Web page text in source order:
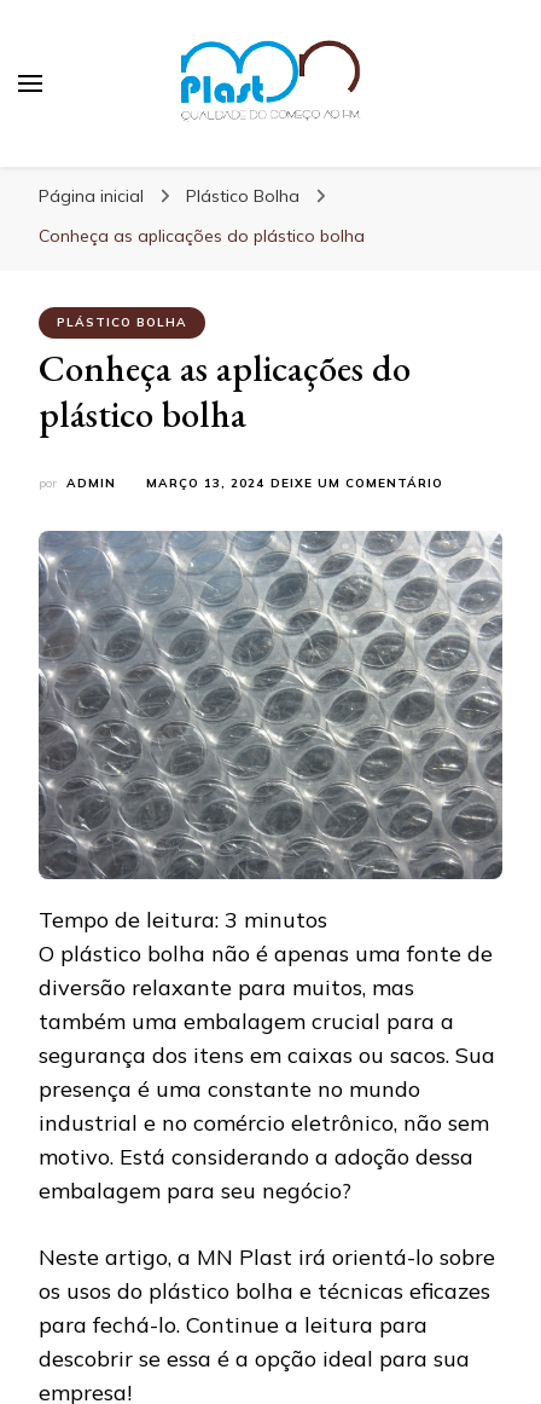
Página inicial
Plástico Bolha
Conheça as aplicações do plástico bolha
PLÁSTICO BOLHA
Conheça as aplicações do
plástico bolha
por ADMIN MARÇO 13, 2024 DEIXE UM COMENTÁRIO
APLICAÇÕES
DO
PLÁSTICO
BOLHA
Tempo de leitura: 3 minutos
O plástico bolha não é apenas uma fonte de
diversão relaxante para muitos, mas
também uma embalagem crucial para a
segurança dos itens em caixas ou sacos. Sua
presença é uma constante no mundo
industrial e no comércio eletrônico, não sem
motivo. Está considerando a adoção dessa
embalagem para seu negócio?
Neste artigo, a MN Plast irá orientá-lo sobre
os usos do plástico bolha e técnicas eficazes
para fechá-lo. Continue a leitura para
descobrir se essa é a opção ideal para sua
empresa!